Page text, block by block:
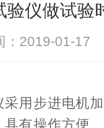
验仪做试验
：2019-01-
采用步进电机
有操作方便